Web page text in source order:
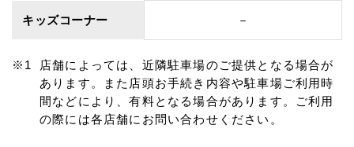
キッズコーナー －
店舗によっては、近隣駐車場のご提供となる場合が
あります。また店頭お手続き内容や駐車場ご利用時
間などにより、有料となる場合があります。ご利用
の際には各店舗にお問い合わせください。